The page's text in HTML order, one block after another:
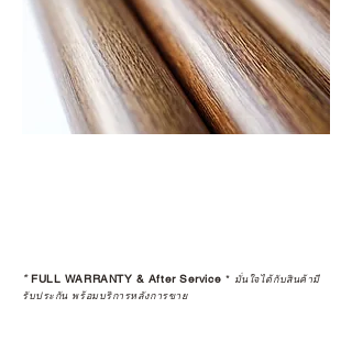
*FULL WARRANTY & After Service * มั่นใจได้กับสินค้ามี
รับประกัน พร้อมบริการหลังการขาย